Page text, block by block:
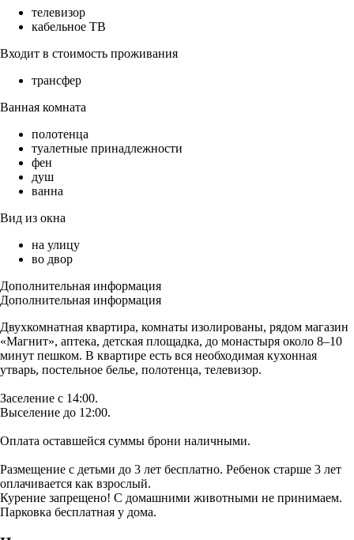
телевизор
кабельное ТВ
Входит в стоимость проживания
трансфер
Ванная комната
полотенца
туалетные принадлежности
фен
душ
ванна
Вид из окна
на улицу
во двор
Дополнительная информация
Дополнительная информация
Двухкомнатная квартира, комнаты изолированы, рядом магазин
«Магнит», аптека, детская площадка, до монастыря около 8–10
минут пешком. В квартире есть вся необходимая кухонная
утварь, постельное белье, полотенца, телевизор.
Заселение с 14:00.
Выселение до 12:00.
Оплата оставшейся суммы брони наличными.
Размещение с детьми до 3 лет бесплатно. Ребенок старше 3 лет
оплачивается как взрослый.
Курение запрещено! С домашними животными не принимаем.
Парковка бесплатная у дома.